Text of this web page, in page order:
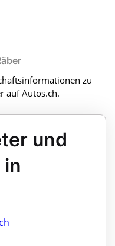
zu
auf Autos.ch.
und
in